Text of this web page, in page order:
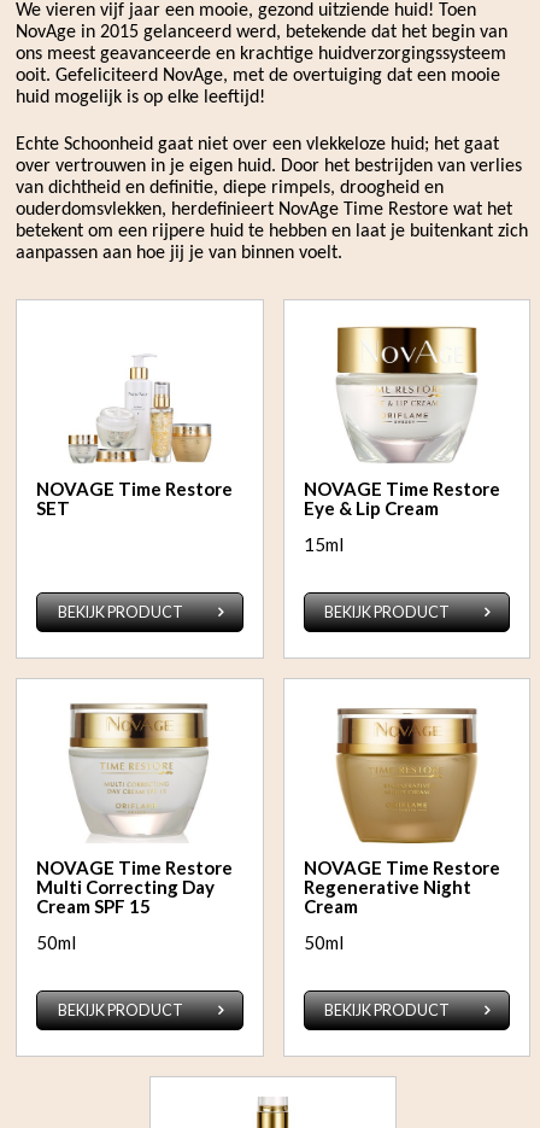
We vieren vijf jaar een mooie, gezond uitziende huid! Toen
NovAge in 2015 gelanceerd werd, betekende dat het begin van
ons meest geavanceerde en krachtige huidverzorgingssysteem
ooit. Gefeliciteerd NovAge, met de overtuiging dat een mooie
huid mogelijk is op elke leeftijd!
Echte Schoonheid gaat niet over een vlekkeloze huid; het gaat
over vertrouwen in je eigen huid. Door het bestrijden van verlies
van dichtheid en definitie, diepe rimpels, droogheid en
ouderdomsvlekken, herdefinieert NovAge Time Restore wat het
betekent om een rijpere huid te hebben en laat je buitenkant zich
aanpassen aan hoe jij je van binnen voelt.
NOVAGE Time Restore
SET
BEKIJK PRODUCT
NOVAGE Time Restore
Eye & Lip Cream
15ml
BEKIJK PRODUCT
NOVAGE Time Restore
Multi Correcting Day
Cream SPF 15
50ml
BEKIJK PRODUCT
NOVAGE Time Restore
Regenerative Night
Cream
50ml
BEKIJK PRODUCT